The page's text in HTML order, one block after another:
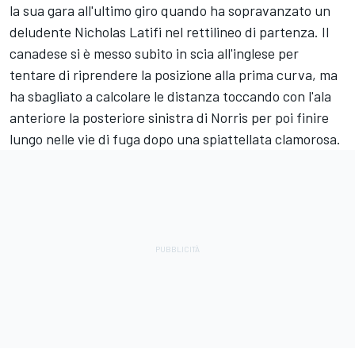
la sua gara all'ultimo giro quando ha sopravanzato un
deludente Nicholas Latifi nel rettilineo di partenza. Il
canadese si è messo subito in scia all'inglese per
tentare di riprendere la posizione alla prima curva, ma
ha sbagliato a calcolare le distanza toccando con l'ala
anteriore la posteriore sinistra di Norris per poi finire
lungo nelle vie di fuga dopo una spiattellata clamorosa.